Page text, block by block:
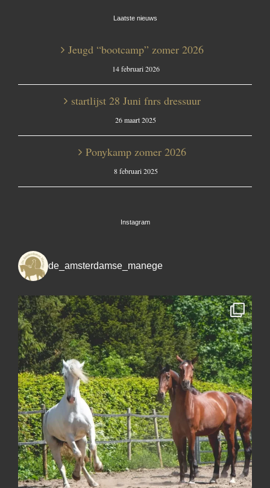
Laatste nieuws
Jeugd “bootcamp” zomer 2026
14 februari 2026
startlijst 28 Juni fnrs dressuur
26 maart 2025
Ponykamp zomer 2026
8 februari 2025
Instagram
de_amsterdamse_manege